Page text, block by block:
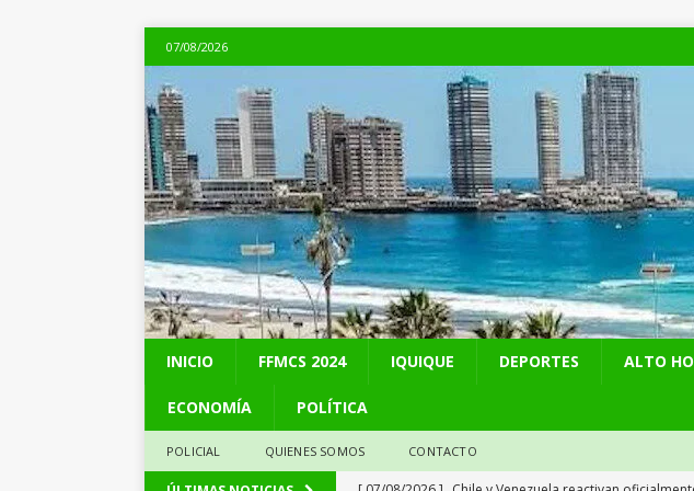
07/08/2026
INICIO FFMCS 2024 IQUIQUE DEPORTES ALTO
ECONOMÍA POLÍTICA
POLICIAL QUIENES SOMOS CONTACTO